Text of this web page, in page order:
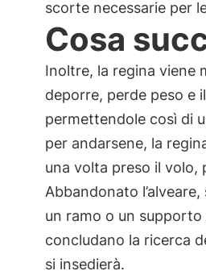
scorte necessarie per
Cosa
Inoltre, la regina viene
deporre, perde peso e
permettendole così di
per andarsene, la
una volta preso il volo,
Abbandonato
un ramo o un
concludano la ricerca
si insedierà.